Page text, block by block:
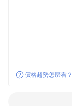
價格趨勢怎麼看？